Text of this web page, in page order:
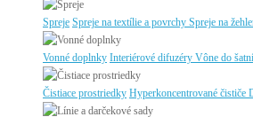
Spreje Spreje na textílie a povrchy Spreje na
Vonné doplnky Interiérové difuzéry Vône do
Čistiace prostriedky Hyperkoncentrované čističe